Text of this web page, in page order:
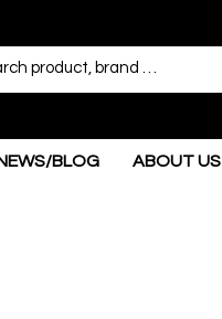
BLOG ABOUT US